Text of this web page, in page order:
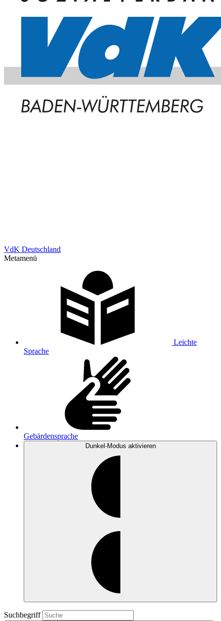
VdK Deutschland
Metamenü
Leichte
Sprache
Gebärdensprache
Dunkel-Modus aktivieren
Suchbegriff